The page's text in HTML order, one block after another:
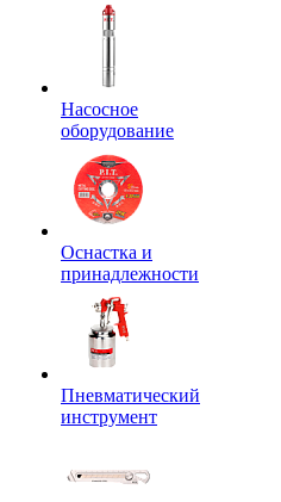
Насосное
оборудование
Оснастка и
принадлежности
Пневматический
инструмент